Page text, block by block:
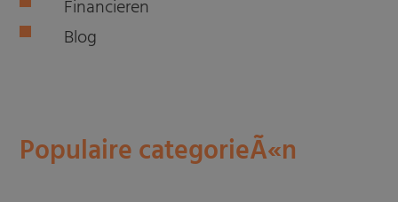
Financieren
Blog
Populaire categorieÃ«n